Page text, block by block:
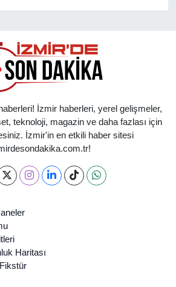
İzmir haberleri, yerel gelişmeler,
teknoloji, magazin ve daha fazlası için
İzmir'in en etkili haber sitesi
Haritası